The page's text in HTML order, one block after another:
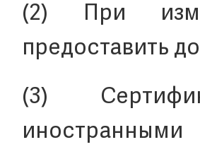
(2) При
предоставить
(3)